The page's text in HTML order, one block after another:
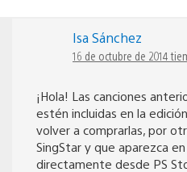
Isa Sánchez
16 de octubre de 2014
¡Hola! Las canciones
estén incluidas en la
volver a comprarlas, por
SingStar y que aparezca
directamente desde PS